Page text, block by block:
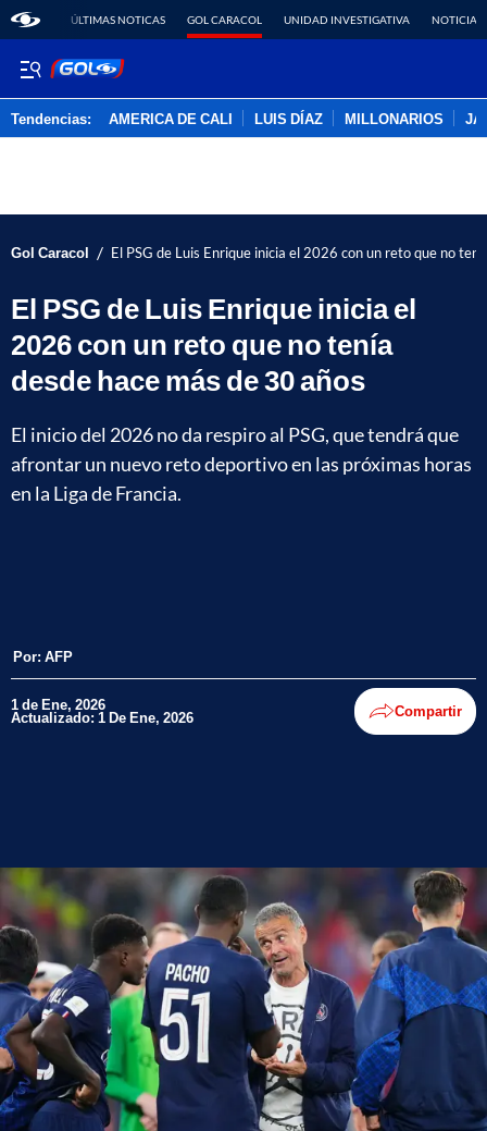
ÚLTIMAS NOTICAS GOL CARACOL UNIDAD INVESTIGATIVA NOTICIAS
Tendencias: AMERICA DE CALI LUIS DÍAZ MILLONARIOS
Gol Caracol / El PSG de Luis Enrique inicia el 2026 con un reto que no
El PSG de Luis Enrique inicia el
2026 con un reto que no tenía
desde hace más de 30 años
El inicio del 2026 no da respiro al PSG, que tendrá que
afrontar un nuevo reto deportivo en las próximas horas
en la Liga de Francia.
Por: AFP
1 de Ene, 2026
Actualizado: 1 De Ene, 2026 Compartir